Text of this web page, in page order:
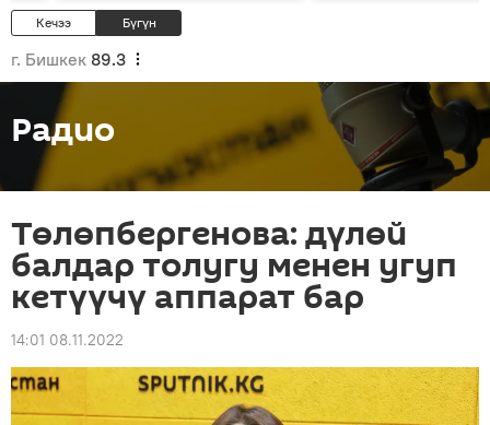
Кечээ Бүгүн
г. Бишкек 89.3
Радио
Төлөпбергенова: дүлөй
балдар толугу менен угуп
кетүүчү аппарат бар
14:01 08.11.2022